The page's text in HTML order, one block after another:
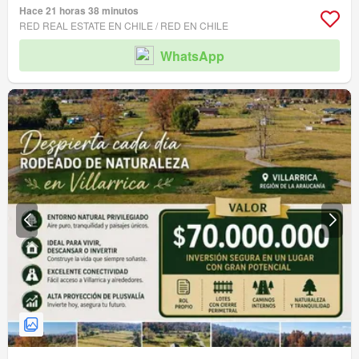
Hace 21 horas 38 minutos
RED REAL ESTATE EN CHILE / RED EN CHILE
WhatsApp